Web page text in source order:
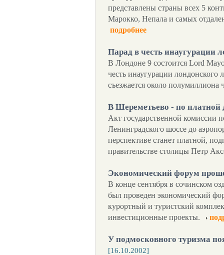
представлены страны всех 5
Марокко, Непала и самых
подробнее
Парад в честь инаугурации
В Лондоне 9 состоится Lord
честь инаугурации лондонского
съезжается около
В Шереметьево - по платной
Акт государственной комиссии
Ленинградского шоссе до
перспективе станет платной,
правительстве столицы Петр
Экономический форум
В конце сентября в сочинском
был проведен экономический
курортный и туристский
инвестиционные проекты.
У подмосковного туризма
[16.10.2002]